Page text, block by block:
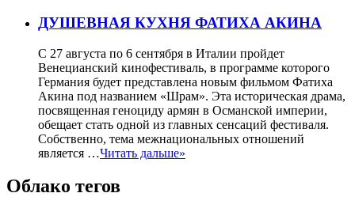
ДУШЕВНАЯ КУХНЯ ФАТИХА АКИНА
С 27 августа по 6 сентября в Италии пройдет
Венецианский кинофестиваль, в программе которого
Германия будет представлена новым фильмом Фатиха
Акина под названием «Шрам». Эта историческая драма,
посвященная геноциду армян в Османской империи,
обещает стать одной из главных сенсаций фестиваля.
Собственно, тема межнациональных отношений
является …Читать дальше»
Облако тегов